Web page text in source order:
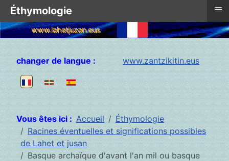
www.lahetjuzan.eus
Sélectionnez votre langue
changer de langue : www.zantzikitin.eus
Vous êtes ici : Accueil
Éthymologie
Racines éventuelles et significations possibles
de Lahet et jusan
Basque archaïque d'avant l'an mil ou basque
Éthymologie ≡